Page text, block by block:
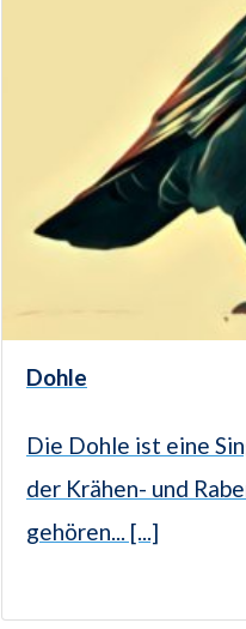
Dohle
Die Dohle ist eine
der Krähen- und
gehören... [...]